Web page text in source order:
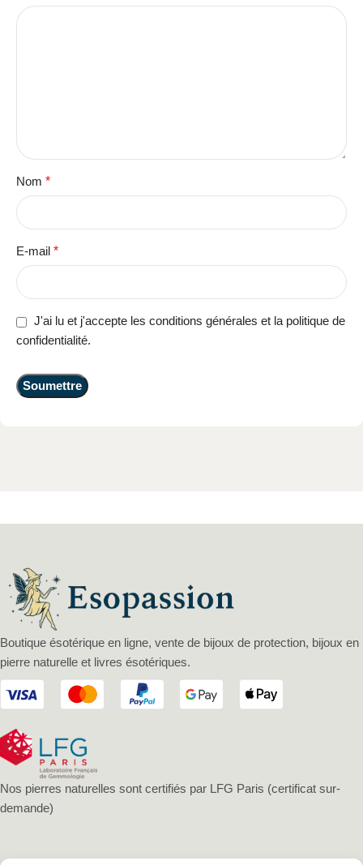
Nom *
E-mail *
J'ai lu et j'accepte les conditions générales et la politique de
confidentialité.
Boutique ésotérique en ligne, vente de bijoux de protection, bijoux en
pierre naturelle et livres ésotériques.
Nos pierres naturelles sont certifiés par LFG Paris (certificat sur-
demande)